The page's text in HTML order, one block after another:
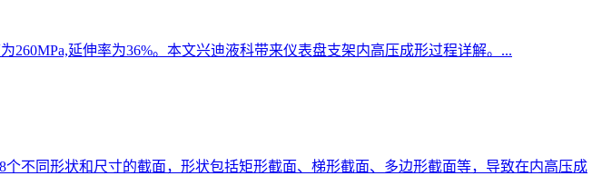
延伸率为36%。本文兴迪液科带来仪表盘支架内高压成形过程详解。...
不同形状和尺寸的截面，形状包括矩形截面、梯形截面、多边形截面等，导致在内高压成